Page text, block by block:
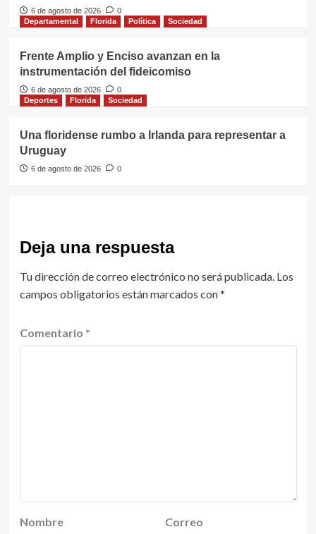
6 de agosto de 2026
0
Departamental
Florida Política Sociedad
Frente Amplio y Enciso avanzan en la
instrumentación del fideicomiso
6 de agosto de 2026
0
Deportes
Florida Sociedad
Una floridense rumbo a Irlanda para representar a
Uruguay
6 de agosto de 2026 0
Deja una respuesta
Tu dirección de correo electrónico no será publicada. Los
campos obligatorios están marcados con*
Comentario *
Nombre
Correo